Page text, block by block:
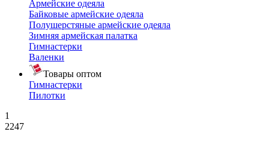
Армейские одеяла
Байковые армейские одеяла
Полушерстяные армейские одеяла
Зимняя армейская палатка
Гимнастерки
Валенки
Товары оптом
Гимнастерки
Пилотки
1
2247